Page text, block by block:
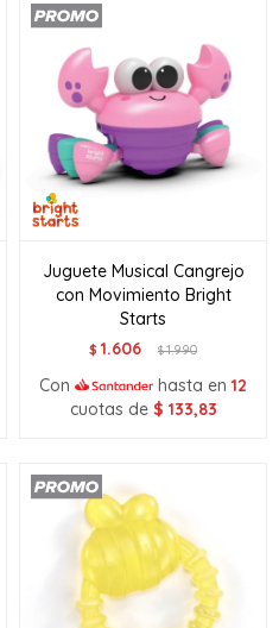
Juguete Musical Cangrejo
con Movimiento Bright
Starts
$ 1.606 $1.990
Con hasta en 12
cuotas de $ 133,83